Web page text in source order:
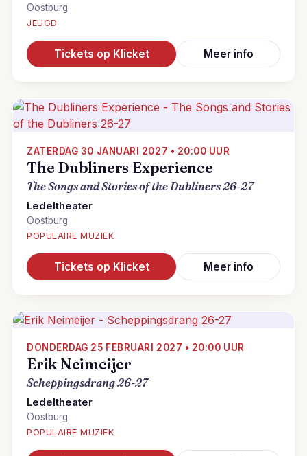
Oostburg
JEUGD
Tickets op Klicket Meer info
ZATERDAG 30 JANUARI 2027 • 20:00 UUR
The Dubliners Experience
The Songs and Stories of the Dubliners 26-27
Ledeltheater
Oostburg
POPULAIRE MUZIEK
Tickets op Klicket Meer info
DONDERDAG 25 FEBRUARI 2027 • 20:00 UUR
Erik Neimeijer
Scheppingsdrang 26-27
Ledeltheater
Oostburg
POPULAIRE MUZIEK